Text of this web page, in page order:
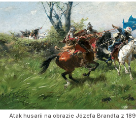
Atak husarii na obrazie Józefa Brandta z